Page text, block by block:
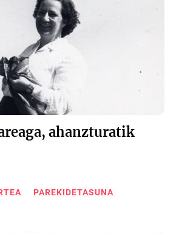
ahanzturatik
PAREKIDETASUNA